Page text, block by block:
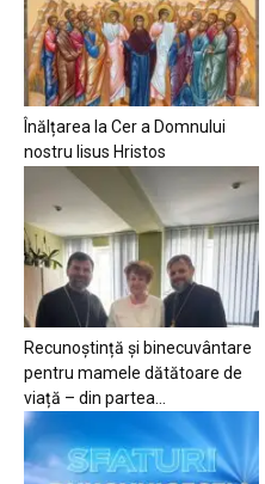
Înălțarea la Cer a Domnului
nostru Iisus Hristos
Recunoștință și binecuvântare
pentru mamele dătătoare de
viață – din partea...